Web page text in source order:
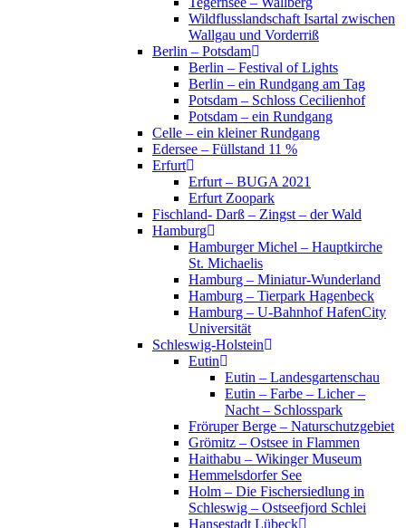
Wildflusslandschaft Isartal zwischen
Wallgau und Vorderriß
Berlin – Potsdam
Berlin – Festival of Lights
Berlin – ein Rundgang am Tag
Potsdam – Schloss Cecilienhof
Potsdam – ein Rundgang
Celle – ein kleiner Rundgang
Edersee – Füllstand 11 %
Erfurt
Erfurt – BUGA 2021
Erfurt Zoopark
Fischland- Darß – Zingst – der Wald
Hamburg
Hamburger Michel – Hauptkirche
St. Michaelis
Hamburg – Miniatur-Wunderland
Hamburg – Tierpark Hagenbeck
Hamburg – U-Bahnhof HafenCity
Universität
Schleswig-Holstein
Eutin
Eutin – Landesgartenschau
Eutin – Farbe – Licher –
Nacht – Schlosspark
Fröruper Berge – Naturschutzgebiet
Grömitz – Ostsee in Flammen
Haithabu – Wikinger Museum
Hemmelsdorfer See
Holm – Die Fischersiedlung in
Schleswig – Ostseefjord Schlei
Hansestadt Lübeck